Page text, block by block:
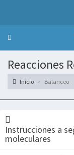
Reacciones
Inicio Balanceo
Instrucciones a
moleculares